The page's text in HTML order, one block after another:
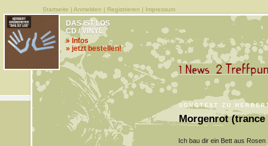
Startseite | Anmelden | Registrieren | Impressum
SONGTEXT ZU
Morgenrot
DAS IST LOS
CD / VINYL
» Infos
» jetzt bestellen!
Ich bau dir ein Bett aus Rosen